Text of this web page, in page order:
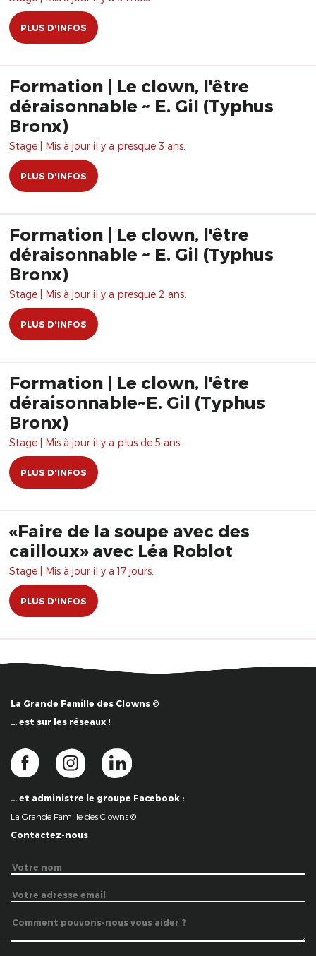
PLUS D'INFOS
Formation | Le clown, l'être
déraisonnable ~ E. Gil (Typhus
Bronx)
Stage | Mis à jour il y a presque 3 ans.
PLUS D'INFOS
Formation | Le clown, l'être
déraisonnable ~ E. Gil (Typhus
Bronx)
Stage | Mis à jour il y a presque 2 ans.
PLUS D'INFOS
Formation | Le clown, l'être
déraisonnable~E. Gil (Typhus
Bronx)
Stage | Mis à jour il y a plus de 5 ans.
PLUS D'INFOS
«Faire de la soupe avec des
cailloux» avec Léa Roblot
Stage | Mis à jour il y a 17 jours.
PLUS D'INFOS
La Grande Famille des Clowns ©
… est sur les réseaux !
… et administre le groupe Facebook :
La Grande Famille des Clowns ©
Contactez-nous